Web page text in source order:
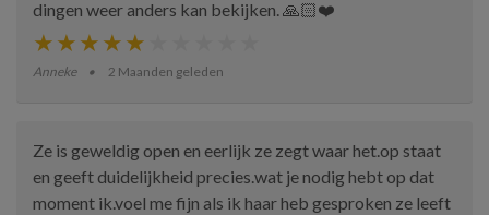
dingen weer anders kan bekijken. 🙏🏻❤️
Anneke 2 Maanden geleden
Ze is geweldig open en eerlijk ze zegt waar het.op staat
en geeft duidelijkheid precies.wat je nodig hebt op dat
moment ik.voel me fijn als ik haar heb gesproken ze leeft